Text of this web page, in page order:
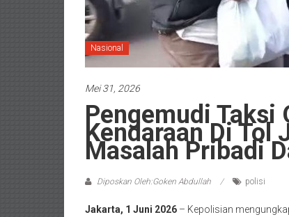
Nasional
Mei 31, 2026
Pengemudi Taksi
Kendaraan Di Tol
Masalah Pribadi
Diposkan Oleh:Goken Abdullah polisi
Jakarta, 1 Juni 2026 – Kepolisian